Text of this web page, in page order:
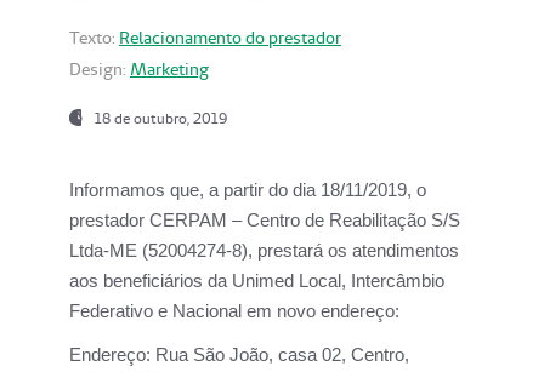
Texto: Relacionamento do prestador
Design: Marketing
18 de outubro, 2019
Informamos que, a partir do dia 18/11/2019, o
prestador CERPAM – Centro de Reabilitação S/S
Ltda-ME (52004274-8), prestará os atendimentos
aos beneficiários da Unimed Local, Intercâmbio
Federativo e Nacional em novo endereço:
Endereço: Rua São João, casa 02, Centro,